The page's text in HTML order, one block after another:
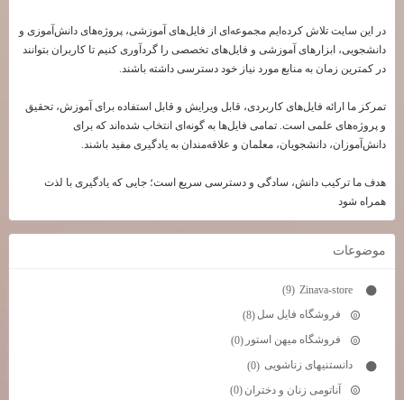
در این سایت تلاش کرده‌ایم مجموعه‌ای از فایل‌های آموزشی، پروژه‌های دانش‌آموزی و
دانشجویی، ابزارهای آموزشی و فایل‌های تخصصی را گردآوری کنیم تا کاربران بتوانند
در کمترین زمان به منابع مورد نیاز خود دسترسی داشته باشند.
تمرکز ما ارائه فایل‌های کاربردی، قابل ویرایش و قابل استفاده برای آموزش، تحقیق
و پروژه‌های علمی است. تمامی فایل‌ها به گونه‌ای انتخاب شده‌اند که برای
دانش‌آموزان، دانشجویان، معلمان و علاقه‌مندان به یادگیری مفید باشند.
هدف ما ترکیب دانش، سادگی و دسترسی سریع است؛ جایی که یادگیری با لذت
همراه شود
موضوعات
(9)
فروشگاه فایل سل (8)
فروشگاه میهن استور (0)
دانستنیهای زناشویی (0)
آناتومی زنان و دختران (0)